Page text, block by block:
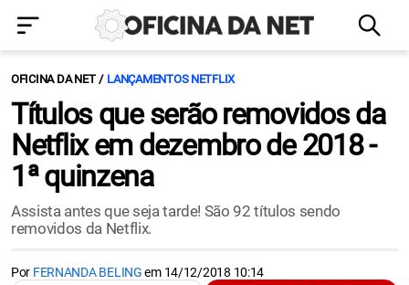
OFICINA DA NET LANÇAMENTOS NETFLIX
Títulos que serão removidos da
Netflix em dezembro de 2018 -
1ª quinzena
Assista antes que seja tarde! São 92 títulos sendo
removidos da Netflix.
Por FERNANDA BELINGem 14/12/2018 10:14